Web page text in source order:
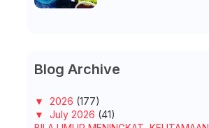
Blog Archive
▼ 2026 (177)
▼ July 2026 (41)